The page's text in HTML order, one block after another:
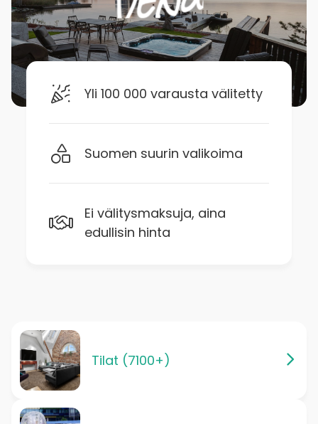
Yli 100 000 varausta välitetty
Suomen suurin valikoima
Ei välitysmaksuja, aina
edullisin hinta
Tilat (7100+)